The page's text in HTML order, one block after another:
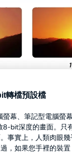
轉檔預設檔
螢幕、筆記型電腦螢
8-bit深度的畫面。只
事實上，人類肉眼
，如果您手裡的裝